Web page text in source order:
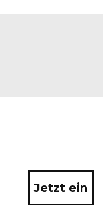
Jetzt ein